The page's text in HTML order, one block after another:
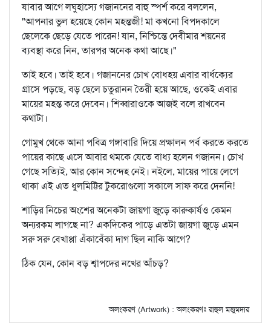
যাবার আগে লঘুহাস্যে গজাননের বাহু স্পর্শ করে বললেন,
"আপনার ভুল হয়েছে কোন মহন্তজী! মা কখনো বিপদকালে
ছেলেকে ছেড়ে যেতে পারেন! যান, নিশ্চিন্তে দেবীমার শয়নের
ব্যবস্থা করে নিন, তারপর অনেক কথা আছে।"
তাই হবে। তাই হবে। গজাননের চোখ বোধহয় এবার বার্ধক্যের
গ্রাসে পড়ছে, বড় ছেলে চতুরানন তৈরী হয়ে আছে, ওকেই এবার
মায়ের মহন্ত করে দেবেন। শিব্বারাওকে আজই বলে রাখবেন
কথাটা।
গোমুখ থেকে আনা পবিত্র গঙ্গাবারি দিয়ে প্রক্ষালন পর্ব করতে করতে
পায়ের কাছে এসে আবার থমকে যেতে বাধ্য হলেন গজানন। চোখ
গেছে সত্যিই, আর কোন সন্দেহ নেই। নইলে, মায়ের পায়ে লেগে
থাকা এই এত ধুলমিট্টির টুকরোগুলো সকালে সাফ করে দেননি!
শাড়ির নিচের অংশের অনেকটা জায়গা জুড়ে কারুকার্যও কেমন
অন্যরকম লাগছে না? একদিকের পাড়ে এতটা জায়গা জুড়ে এমন
সরু সরু বেখাপ্পা এঁকাবেঁকা দাগ ছিল নাকি আগে?
ঠিক যেন, কোন বড় শ্বাপদের নখের আঁচড়?
অলংকরণ (Artwork) : অলংকরণঃ রাহুল মজুমদার